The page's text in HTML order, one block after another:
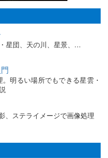
星団、天の川、星景、…
明るい場所でもできる星雲・
、ステライメージで画像処理